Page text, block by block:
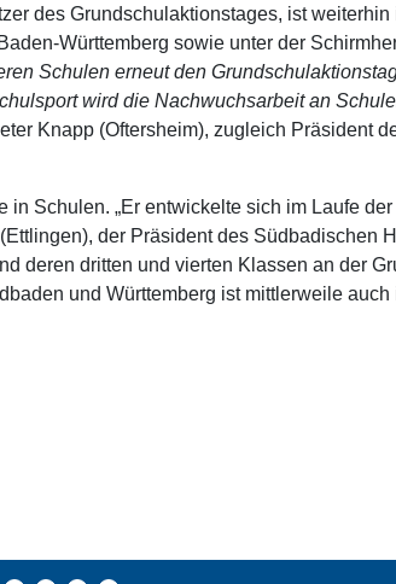
des Grundschulaktionstages, ist
Württemberg sowie unter der
Schulen erneut den
wird die Nachwuchsarbeit an
Knapp (Oftersheim), zugleich Präsident
Schulen. „Er entwickelte sich im Laufe
der Präsident des Südbadischen
deren dritten und vierten Klassen an der
und Württemberg ist mittlerweile